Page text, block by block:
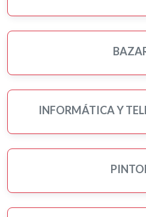
INFORMÁTICA Y